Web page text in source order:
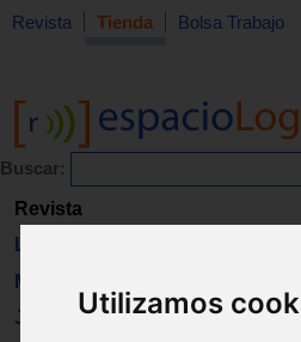
Utilizamos
Revista Tienda Bolsa Trabajo
Buscar:
Revista
Libros
Material
Juguetes